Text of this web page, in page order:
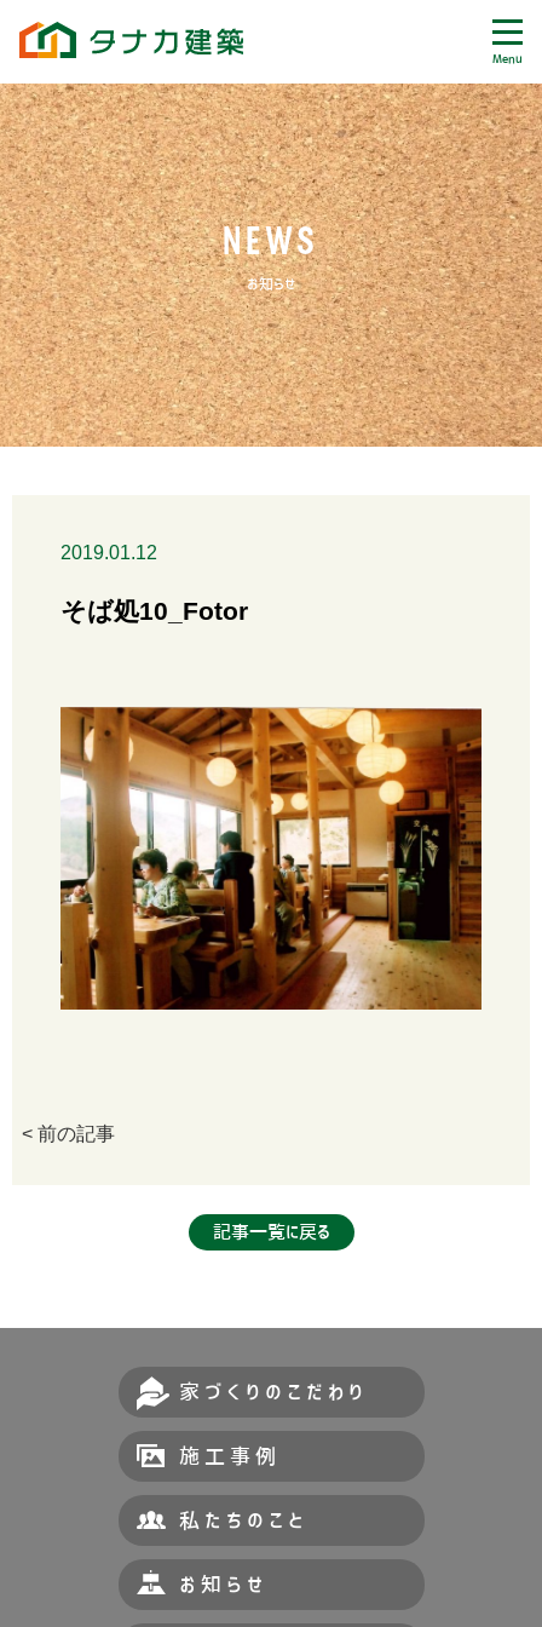
Menu
NEWS
お知らせ
2019.01.12
そば処10_Fotor
< 前の記事
記事一覧に戻る
家づくりのこだわり
施工事例
私たちのこと
お知らせ